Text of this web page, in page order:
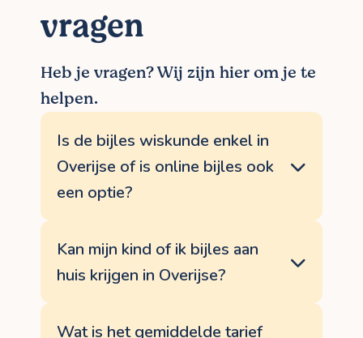
vragen
Heb je vragen? Wij zijn hier om je te
helpen.
Is de bijles wiskunde enkel in
Overijse of is online bijles ook
een optie?
in Overijse als online, via een speciaal
privéplatform. Daar kan je de bijles
wiskunde opnemen, oefeningen maken, je
aanmaken, blijven bewaard tot de
Kan mijn kind of ik bijles aan
huis krijgen in Overijse?
bijlessen gaat zelfs door aan huis. Als je
Wat is het gemiddelde tarief